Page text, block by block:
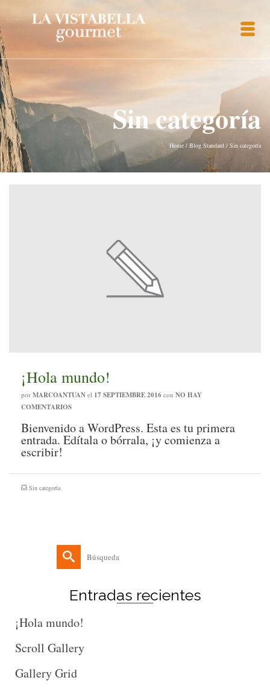
Sin categoría
Home / Blog Standard / Sin categoría
¡Hola mundo!
por MARCOANTUAN el 17 SEPTIEMBRE 2016 con NO HAY
COMENTARIOS
Bienvenido a WordPress. Esta es tu primera
entrada. Edítala o bórrala, ¡y comienza a
escribir!
Sin categoría
Buscar
por:
Entradas recientes
¡Hola mundo!
Scroll Gallery
Gallery Grid